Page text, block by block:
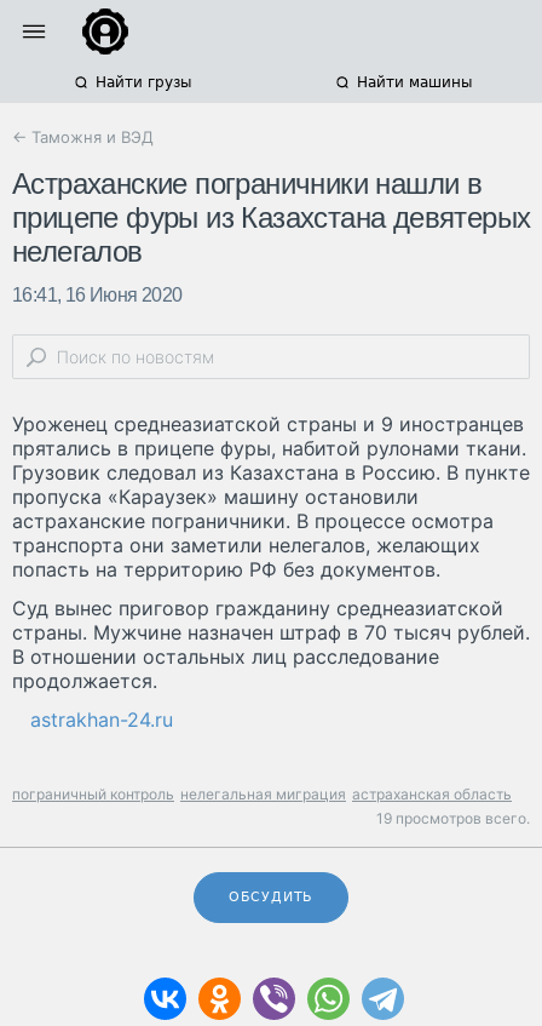
Найти грузы Найти машины
← Таможня и ВЭД
Астраханские пограничники нашли в
прицепе фуры из Казахстана девятерых
нелегалов
16:41, 16 Июня 2020
Уроженец среднеазиатской страны и 9 иностранцев
прятались в прицепе фуры, набитой рулонами ткани.
Грузовик следовал из Казахстана в Россию. В пункте
пропуска «Караузек» машину остановили
астраханские пограничники. В процессе осмотра
транспорта они заметили нелегалов, желающих
попасть на территорию РФ без документов.
Суд вынес приговор гражданину среднеазиатской
страны. Мужчине назначен штраф в 70 тысяч рублей.
В отношении остальных лиц расследование
продолжается.
astrakhan-24.ru
пограничный контроль нелегальная миграция астраханская область
19 просмотров всего.
ОБСУДИТЬ